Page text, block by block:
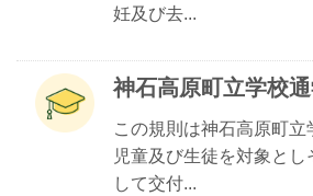
妊及び去...
神石高原町立学校
この規則は神石高原町立
児童及び生徒を対象と
して交付...